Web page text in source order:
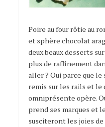
Poire au four rôtie au
et sphère chocolat
deux beaux desserts
plus de raffinement
aller ? Oui parce que
remis sur les rails et le
omniprésente opère.
prend ses marques et
susciteront les joies de